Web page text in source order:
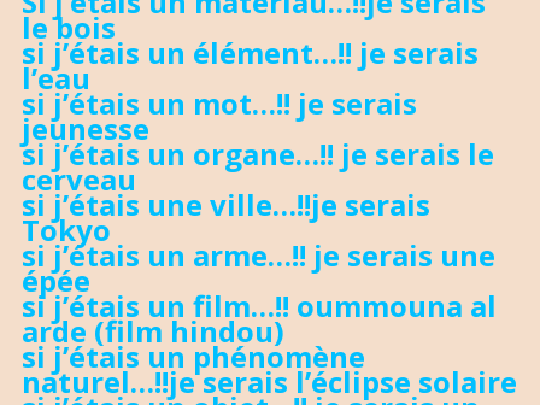
le bois
si j’étais un élément…!! je serais
l’eau
si j’étais un mot…!! je serais
jeunesse
si j’étais un organe…!! je serais le
cerveau
si j’étais une ville…!!je serais
Tokyo
si j’étais un arme…!! je serais une
épée
si j’étais un film…!! oummouna al
arde (film hindou)
si j’étais un phénomène
naturel…!!je serais l’éclipse solaire